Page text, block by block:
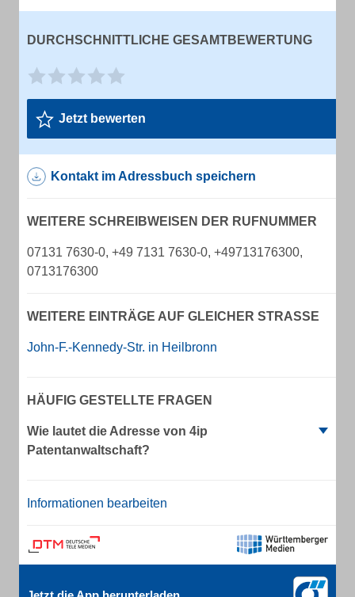
DURCHSCHNITTLICHE GESAMTBEWERTUNG
Jetzt bewerten
Kontakt im Adressbuch speichern
WEITERE SCHREIBWEISEN DER RUFNUMMER
07131 7630-0, +49 7131 7630-0, +49713176300,
0713176300
WEITERE EINTRÄGE AUF GLEICHER STRASSE
John-F.-Kennedy-Str. in Heilbronn
HÄUFIG GESTELLTE FRAGEN
Wie lautet die Adresse von 4ip
Patentanwaltschaft?
Informationen bearbeiten